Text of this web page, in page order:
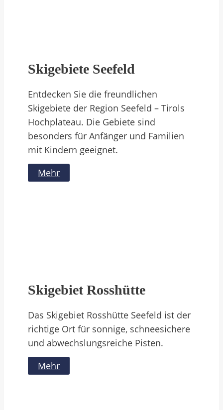
Skigebiete Seefeld
Entdecken Sie die freundlichen
Skigebiete der Region Seefeld – Tirols
Hochplateau. Die Gebiete sind
besonders für Anfänger und Familien
mit Kindern geeignet.
Mehr
Skigebiet Rosshütte
Das Skigebiet Rosshütte Seefeld ist der
richtige Ort für sonnige, schneesichere
und abwechslungsreiche Pisten.
Mehr